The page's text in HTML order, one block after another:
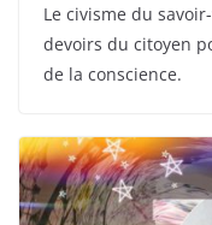
Le civisme du
devoirs du citoyen
de la conscience.